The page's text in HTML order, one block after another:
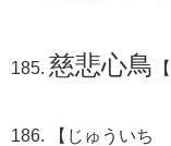
慈悲心鳥
【じゅういち